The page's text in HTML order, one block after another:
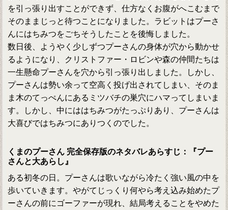
を引っ張り出すことができず、仕方なくお腹がへこむまで
そのままじっと待つことになりました。ラビットはプーさ
んにはちみつをごちそうしたことを後悔しました。
数日後、ようやく少しずつプーさんの身体が穴から動かせ
るようになり、クリストファー・ロビンや森の仲間たちは
一生懸命プーさんを穴から引っ張り出しました。しかし、
プーさんは勢い余って空高く投げ出されてしまい、そのま
ま木のてっぺんにあるミツバチの巣穴にハマってしまいま
す。しかし、中にははちみつがたっぷりあり、プーさんは
大喜びではちみつにありつくのでした。
くまのプーさん 完全保存版のネタバレあらすじ：『プー
さんと大あらし』
ある初冬の日。プーさんは歌いながら冷たく強い風の中を
歩いていきます。やがてじっくり何やら考え込み始めたプ
ーさんの前にゴーファーが現れ、結局考えることをやめた